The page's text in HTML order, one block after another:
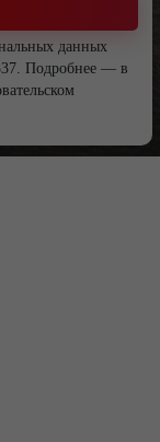
данных
Подробнее — в